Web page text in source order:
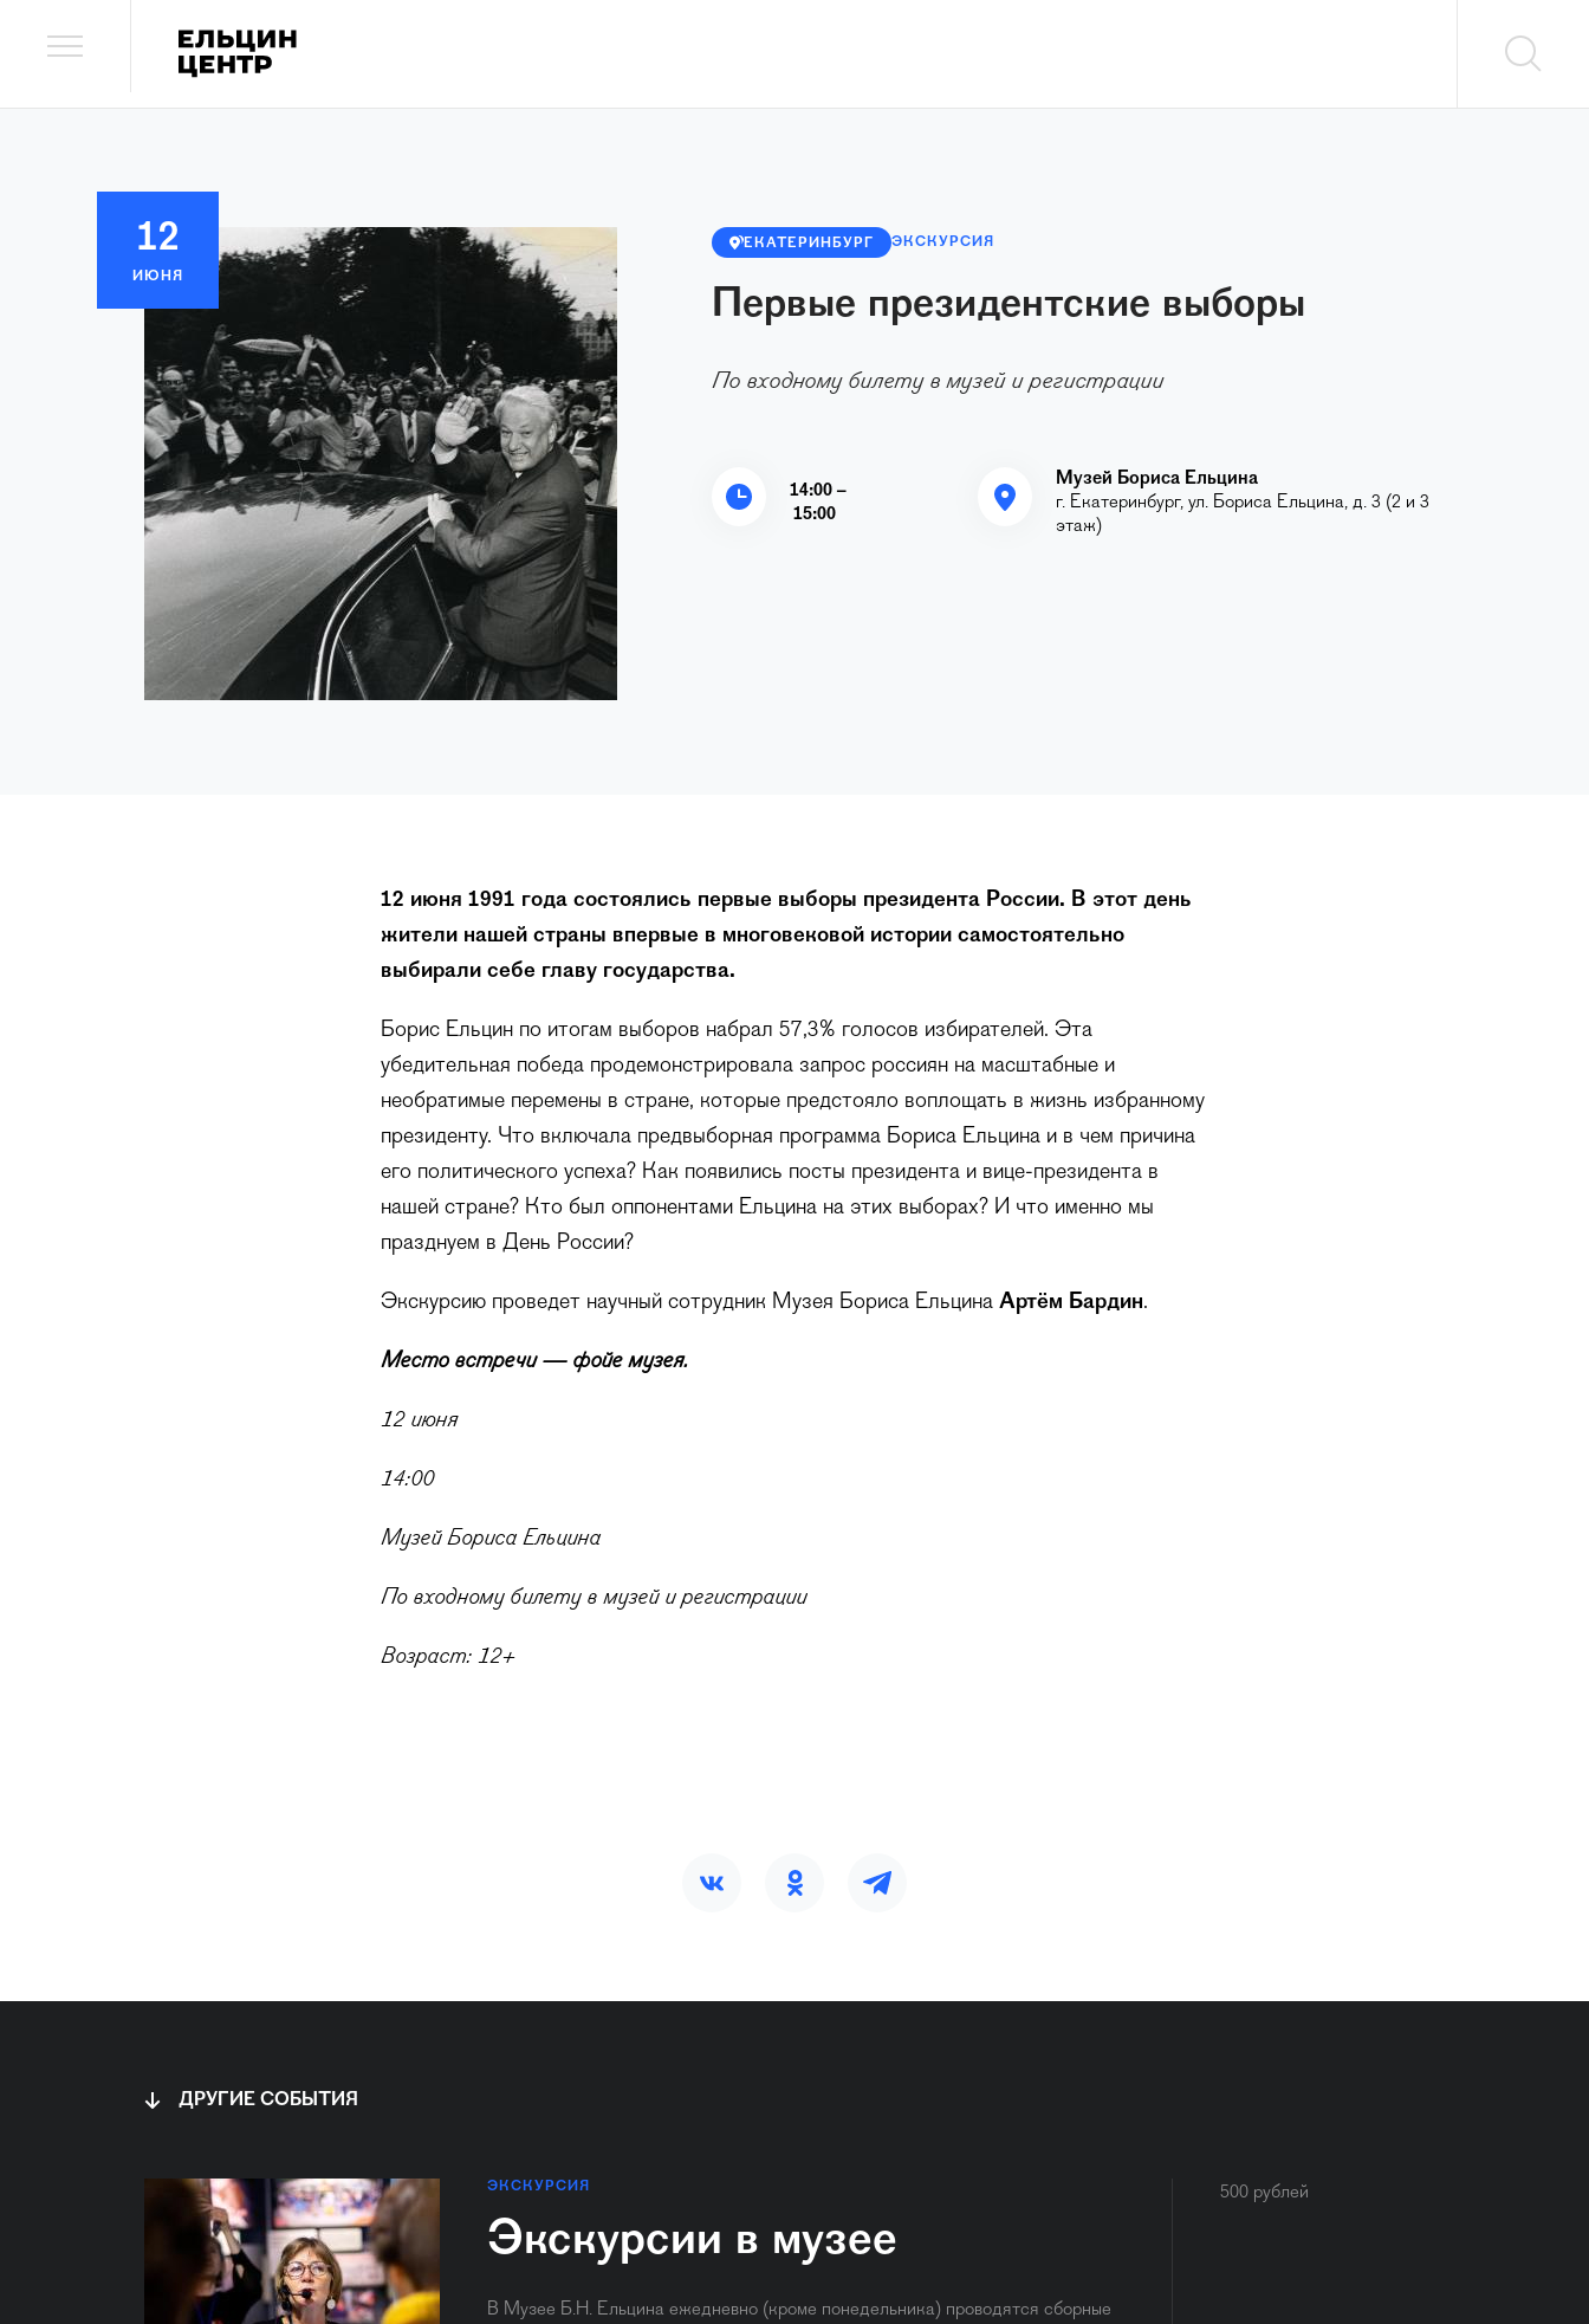
12
ИЮНЯ
ЕКАТЕРИНБУРГ ЭКСКУРСИЯ
Первые президентские выборы
По входному билету в музей и регистрации
14:00 –
15:00
Музей Бориса Ельцина
г. Екатеринбург, ул. Бориса Ельцина, д. 3 (2 и 3
этаж)
12 июня 1991 года состоялись первые выборы президента России. В этот день
жители нашей страны впервые в многовековой истории самостоятельно
выбирали себе главу государства.
Борис Ельцин по итогам выборов набрал 57,3% голосов избирателей. Эта
убедительная победа продемонстрировала запрос россиян на масштабные и
необратимые перемены в стране, которые предстояло воплощать в жизнь избранному
президенту. Что включала предвыборная программа Бориса Ельцина и в чем причина
его политического успеха? Как появились посты президента и вице-президента в
нашей стране? Кто был оппонентами Ельцина на этих выборах? И что именно мы
празднуем в День России?
Экскурсию проведет научный сотрудник Музея Бориса Ельцина Артём Бардин.
Место встречи — фойе музея.
12 июня
14:00
Музей Бориса Ельцина
По входному билету в музей и регистрации
Возраст: 12+
ДРУГИЕ СОБЫТИЯ
ЭКСКУРСИЯ
Экскурсии в музее
В Музее Б.Н. Ельцина ежедневно (кроме понедельника) ​проводятся сборные
500 рублей